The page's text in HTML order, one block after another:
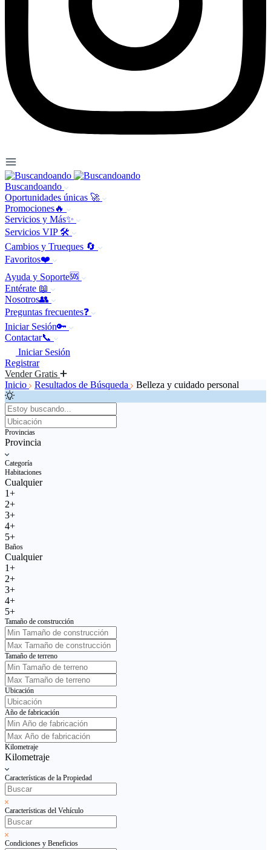
Buscandoando
Oportunidades únicas 🚀
Promociones🔥
Servicios y Más✨
Servicios VIP 🛠️
Cambios y Trueques 🔄
Favoritos❤️
Ayuda y Soporte🆘
Entérate 📖
Nosotros👥
Preguntas frecuentes❓
Iniciar Sesión🔑
Contactar📞
Iniciar Sesión
Registrar
Vender Gratis
Inicio
Resultados de Búsqueda Belleza y cuidado personal
Provincias
Provincia
Categoría
Habitaciones
Cualquier
1+
2+
3+
4+
5+
Baños
Cualquier
1+
2+
3+
4+
5+
Tamaño de construcción
Tamaño de terreno
Ubicación
Año de fabricación
Kilometraje
Kilometraje
Características de la Propiedad
Características del Vehículo
Condiciones y Beneficios